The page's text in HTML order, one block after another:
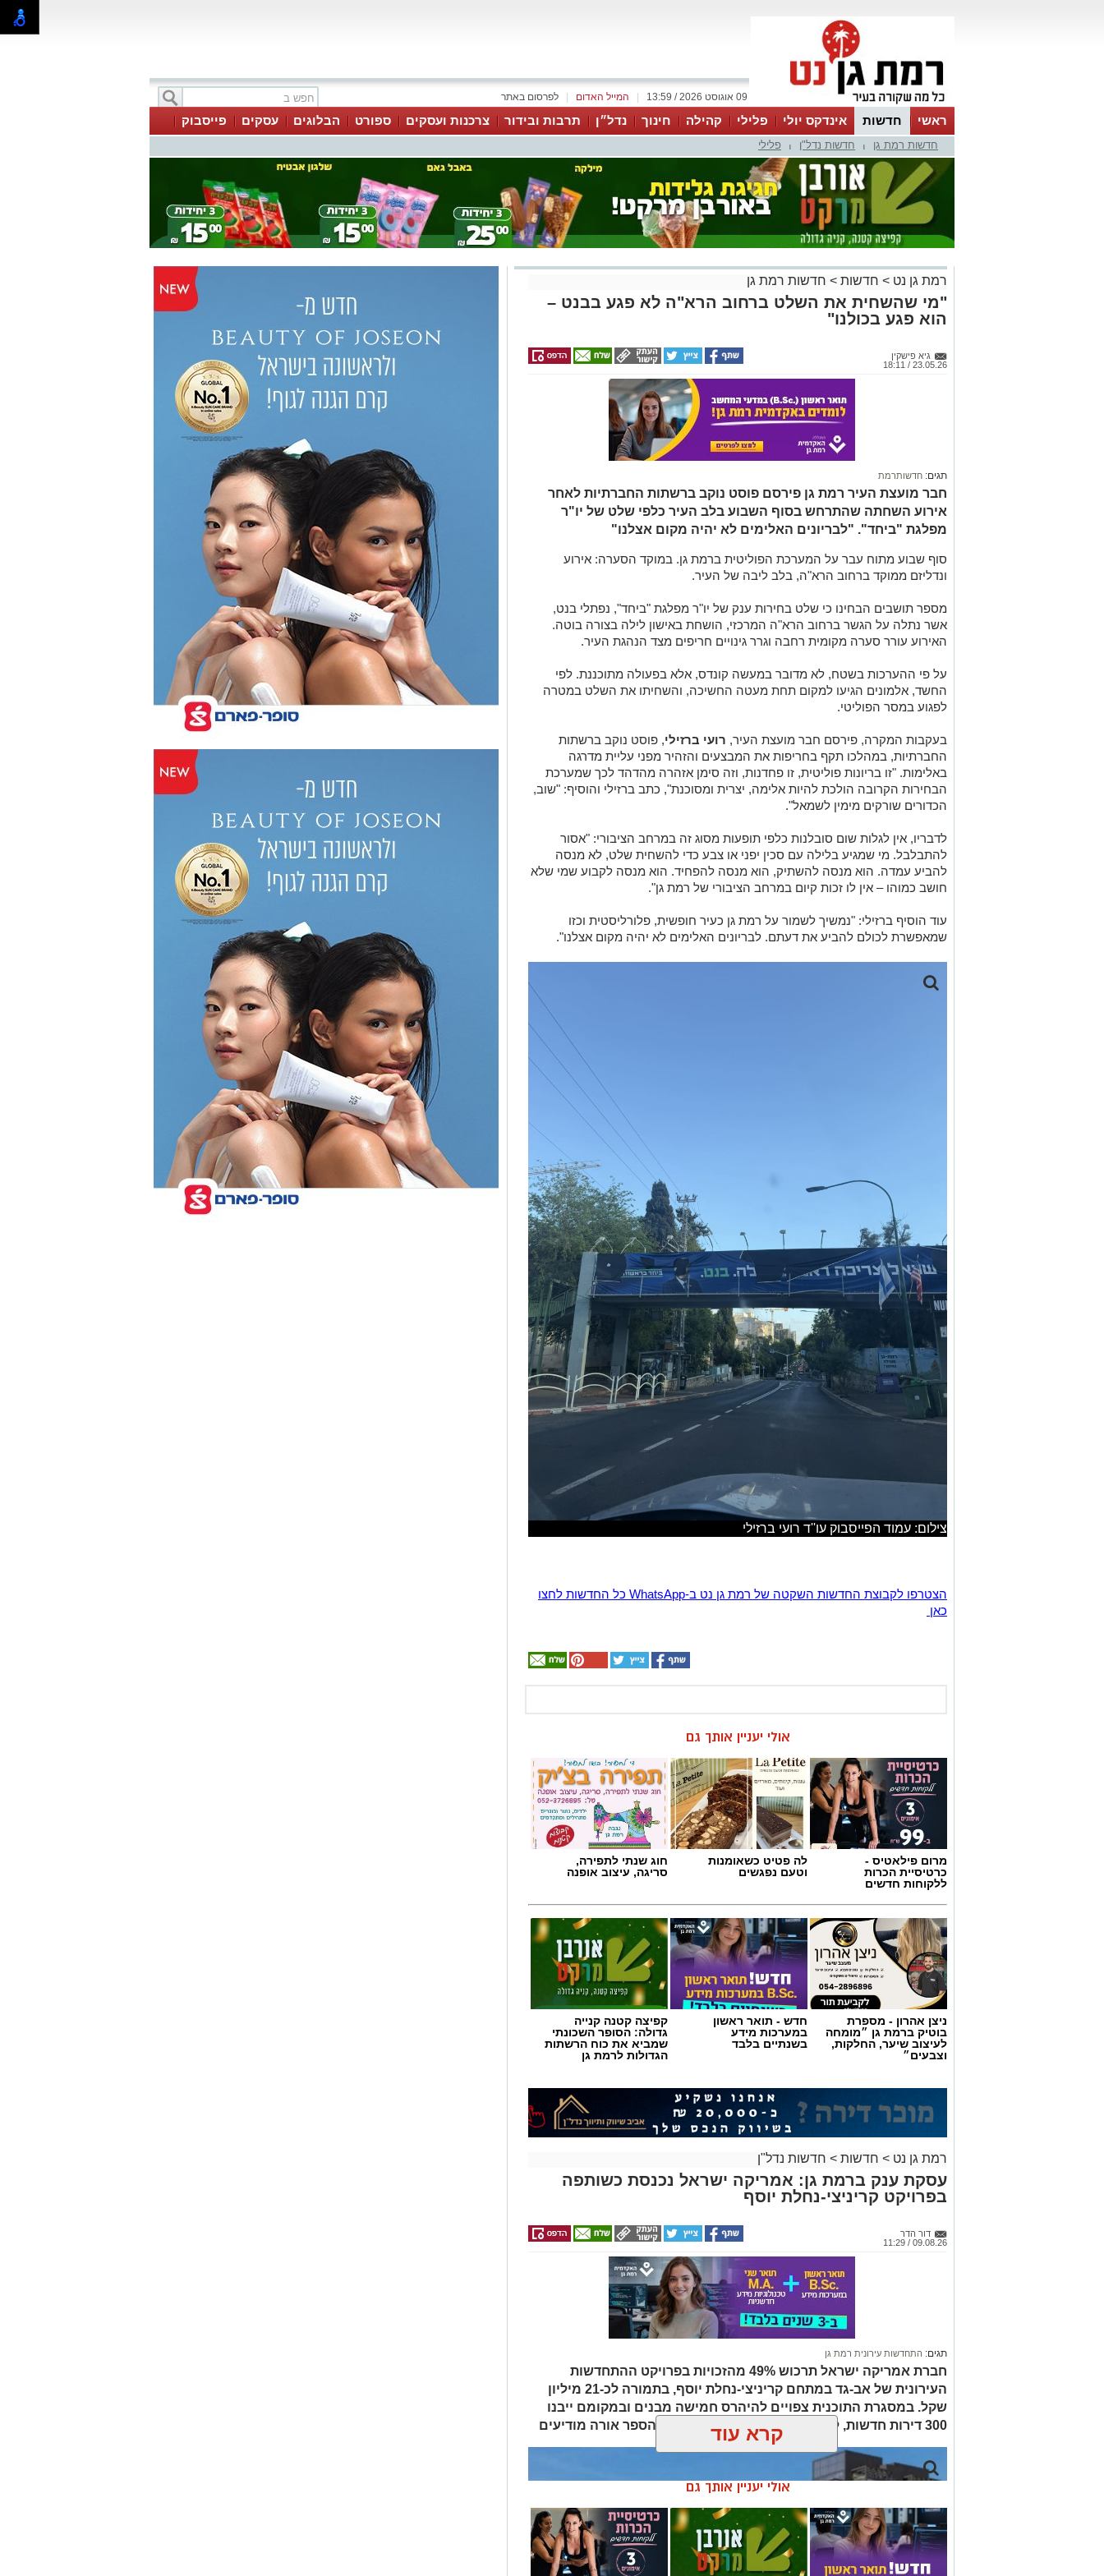
לפרסום באתר המייל האדום 09 אוגוסט 2026 / 13:59
ראשי חדשות אינדקס יולי פלילי קהילה חינוך נדל״ן תרבות ובידור צרכנות ועסקים ספורט הבלוגים עסקים
פייסבוק
ווטסאפ
חדשות רמת גן חדשות נדל"ן פלילי
רמת גן נט > חדשות > חדשות רמת גן
"מי שהשחית את השלט ברחוב הרא"ה לא פגע בבנט –
הוא פגע בכולנו"
גיא פישקין
23.05.26 / 18:11
תגים: חדשותרמת
חבר מועצת העיר רמת גן פירסם פוסט נוקב ברשתות החברתיות לאחר
אירוע השחתה שהתרחש בסוף השבוע בלב העיר כלפי שלט של יו"ר
מפלגת "ביחד". "לבריונים האלימים לא יהיה מקום אצלנו"
סוף שבוע מתוח עבר על המערכת הפוליטית ברמת גן. במוקד הסערה: אירוע
ונדליזם ממוקד ברחוב הרא"ה, בלב ליבה של העיר.
מספר תושבים הבחינו כי שלט בחירות ענק של יו"ר מפלגת "ביחד", נפתלי בנט,
אשר נתלה על הגשר ברחוב הרא"ה המרכזי, הושחת באישון לילה בצורה בוטה.
האירוע עורר סערה מקומית רחבה וגרר גינויים חריפים מצד הנהגת העיר.
על פי ההערכות בשטח, לא מדובר במעשה קונדס, אלא בפעולה מתוכננת. לפי
החשד, אלמונים הגיעו למקום תחת מעטה החשיכה, והשחיתו את השלט במטרה
לפגוע במסר הפוליטי.
בעקבות המקרה, פירסם חבר מועצת העיר, רועי ברזילי, פוסט נוקב ברשתות
החברתיות, במהלכו תקף בחריפות את המבצעים והזהיר מפני עליית מדרגה
באלימות. "זו בריונות פוליטית, זו פחדנות, וזה סימן אזהרה מהדהד לכך שמערכת
הבחירות הקרובה הולכת להיות אלימה, יצרית ומסוכנת", כתב ברזילי והוסיף: "שוב,
הכדורים שורקים מימין לשמאל".
לדבריו, אין לגלות שום סובלנות כלפי תופעות מסוג זה במרחב הציבורי: "אסור
להתבלבל. מי שמגיע בלילה עם סכין יפני או צבע כדי להשחית שלט, לא מנסה
להביע עמדה. הוא מנסה להשתיק, הוא מנסה להפחיד. הוא מנסה לקבוע שמי שלא
חושב כמוהו – אין לו זכות קיום במרחב הציבורי של רמת גן".
עוד הוסיף ברזילי: "נמשיך לשמור על רמת גן כעיר חופשית, פלורליסטית וכזו
שמאפשרת לכולם להביע את דעתם. לבריונים האלימים לא יהיה מקום אצלנו".
צילום: עמוד הפייסבוק עו''ד רועי ברזילי
הצטרפו לקבוצת החדשות השקטה של רמת גן נט ב-WhatsApp כל החדשות לחצו
כאן
אולי יעניין אותך גם
מרום פילאטיס -
כרטיסיית הכרות
ללקוחות חדשים
לה פטיט כשאומנות
וטעם נפגשים
חוג שנתי לתפירה,
סריגה, עיצוב אופנה
ניצן אהרון - מספרת
בוטיק ברמת גן ״מומחה
לעיצוב שיער, החלקות,
וצבעים״
חדש - תואר ראשון
במערכות מידע
בשנתיים בלבד
קפיצה קטנה קנייה
גדולה: הסופר השכונתי
שמביא את כוח הרשתות
הגדולות לרמת גן
רמת גן נט > חדשות > חדשות נדל"ן
עסקת ענק ברמת גן: אמריקה ישראל נכנסת כשותפה
בפרויקט קריניצי-נחלת יוסף
דור הדר
09.08.26 / 11:29
תגים: התחדשות עירונית רמת גן
חברת אמריקה ישראל תרכוש 49% מהזכויות בפרויקט ההתחדשות
העירונית של אב-גד במתחם קריניצי-נחלת יוסף, בתמורה לכ-21 מיליון
שקל. במסגרת התוכנית צפויים להיהרס חמישה מבנים ובמקומם ייבנו
300 דירות חדשות, לצד שטחי מסחר והרחבה לבית הספר אורה מודיעים
קרא עוד
אולי יעניין אותך גם